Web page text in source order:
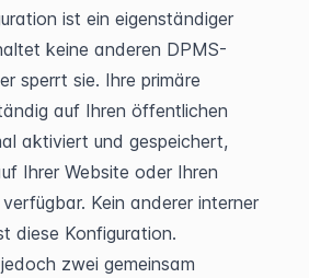
ist ein eigenständiger
keine anderen DPMS-
sperrt sie. Ihre primäre
auf Ihren öffentlichen
aktiviert und gespeichert,
Ihrer Website oder Ihren
Kein anderer interner
diese Konfiguration.
zwei gemeinsam